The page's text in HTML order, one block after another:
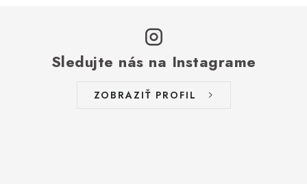
Sledujte nás na Instagrame
ZOBRAZIŤ PROFIL